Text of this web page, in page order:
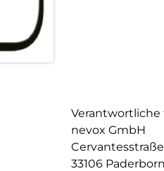
Verantwortliche
nevox GmbH
Cervantesstraße
33106 Paderborn